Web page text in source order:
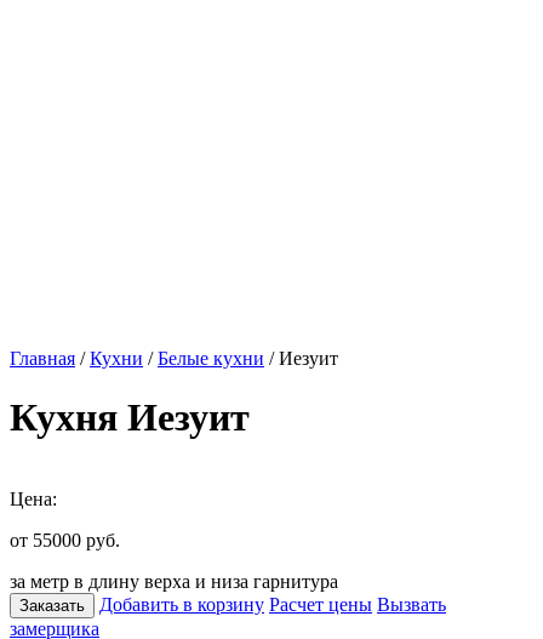
Главная /Кухни /Белые кухни / Иезуит
Кухня Иезуит
Цена:
от 55000 руб.
за метр в длину верха и низа гарнитура
Заказать Добавить в корзину Расчет цены Вызвать
замерщика